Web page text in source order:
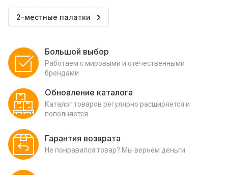
2-местные палатки
Большой выбор
Работаем с мировыми и отечественными
брендами
Обновление каталога
Каталог товаров регулярно расширяется и
пополняется
Гарантия возврата
Не понравился товар? Мы вернем деньги